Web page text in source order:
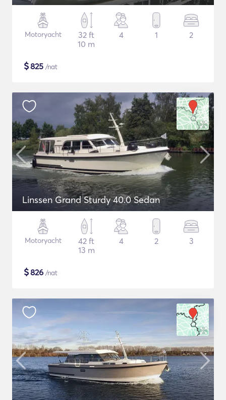
Motoryacht
32 ft
10 m
4 1 2
$825 /nat
Linssen Grand Sturdy 40.0 Sedan
Motoryacht
42 ft
13 m
4 2 3
$826 /nat